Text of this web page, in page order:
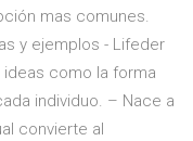
mas comunes.
y ejemplos - Lifeder
como la forma
individuo. – Nace a
convierte al